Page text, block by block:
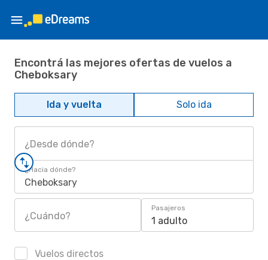
Encontrá las mejores ofertas de vuelos a
Cheboksary
Ida y vuelta Solo ida
¿Desde dónde?
¿Hacia dónde?
Cheboksary
¿Cuándo?
Pasajeros
1 adulto
Vuelos directos